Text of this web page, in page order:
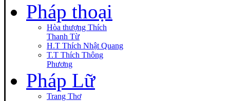
Pháp thoại
Hòa thượng Thích
Thanh Từ
H.T Thích Nhật Quang
T.T Thích Thông
Phương
Pháp Lữ
Trang Thơ